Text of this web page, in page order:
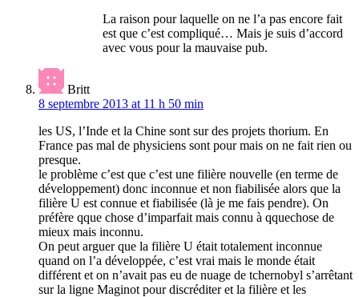
La raison pour laquelle on ne l’a pas encore fait
est que c’est compliqué… Mais je suis d’accord
avec vous pour la mauvaise pub.
Britt
8 septembre 2013 at 11 h 50 min
les US, l’Inde et la Chine sont sur des projets thorium. En
France pas mal de physiciens sont pour mais on ne fait rien ou
presque.
le problème c’est que c’est une filière nouvelle (en terme de
développement) donc inconnue et non fiabilisée alors que la
filière U est connue et fiabilisée (là je me fais pendre). On
préfère qque chose d’imparfait mais connu à qquechose de
mieux mais inconnu.
On peut arguer que la filière U était totalement inconnue
quand on l’a développée, c’est vrai mais le monde était
différent et on n’avait pas eu de nuage de tchernobyl s’arrêtant
sur la ligne Maginot pour discréditer et la filière et les